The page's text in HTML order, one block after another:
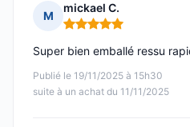
M
mickael C.
Note : 5 sur 5
Publié le 19/11/2025 à 15h30
suite à un achat du 11/11/2025
Super bien emballé ressu